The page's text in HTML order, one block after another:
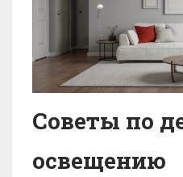
Советы по
освещению